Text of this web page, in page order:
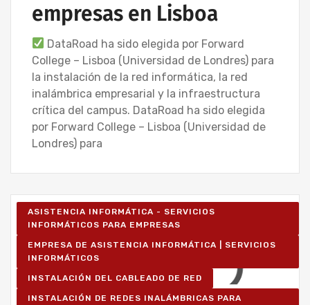
empresas en Lisboa
DataRoad ha sido elegida por Forward
College – Lisboa (Universidad de Londres) para
la instalación de la red informática, la red
inalámbrica empresarial y la infraestructura
crítica del campus. DataRoad ha sido elegida
por Forward College – Lisboa (Universidad de
Londres) para
ASISTENCIA INFORMÁTICA - SERVICIOS
INFORMÁTICOS PARA EMPRESAS
EMPRESA DE ASISTENCIA INFORMÁTICA | SERVICIOS
INFORMÁTICOS
INSTALACIÓN DEL CABLEADO DE RED
INSTALACIÓN DE REDES INALÁMBRICAS PARA